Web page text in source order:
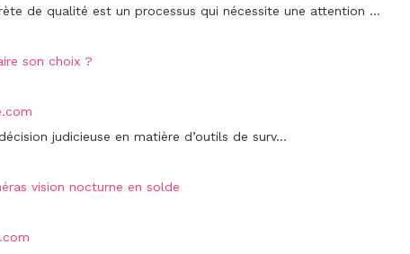
de qualité est un processus qui nécessite une attention ...
son choix ?
judicieuse en matière d’outils de surv...
vision nocturne en solde